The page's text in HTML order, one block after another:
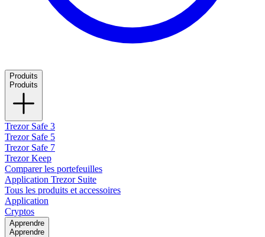
Produits
Produits
Trezor Safe 3
Trezor Safe 5
Trezor Safe 7
Trezor Keep
Comparer les portefeuilles
Application Trezor Suite
Tous les produits et accessoires
Application
Cryptos
Apprendre
Apprendre